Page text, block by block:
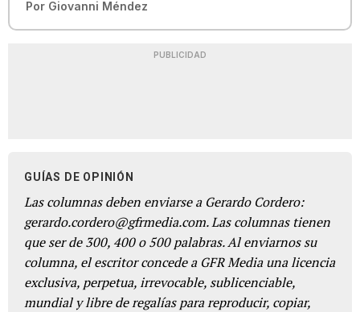
Por Giovanni Méndez
PUBLICIDAD
GUÍAS DE OPINIÓN
Las columnas deben enviarse a Gerardo Cordero:
gerardo.cordero@gfrmedia.com. Las columnas tienen
que ser de 300, 400 o 500 palabras. Al enviarnos su
columna, el escritor concede a GFR Media una licencia
exclusiva, perpetua, irrevocable, sublicenciable,
mundial y libre de regalías para reproducir, copiar,